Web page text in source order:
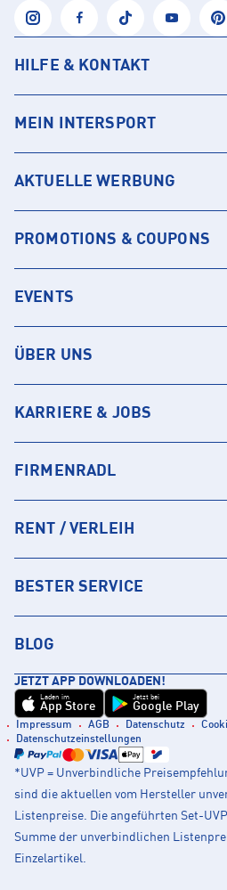
HILFE & KONTAKT
MEIN INTERSPORT
AKTUELLE WERBUNG
PROMOTIONS & COUPONS
EVENTS
ÜBER UNS
KARRIERE & JOBS
FIRMENRADL
RENT / VERLEIH
BESTER SERVICE
BLOG
JETZT APP DOWNLOADEN!
Laden im
App Store
Jetzt bei
Google Play
Impressum AGB Datenschutz
Datenschutzeinstellungen
*UVP = Unverbindliche
sind die aktuellen vom Hersteller
Listenpreise. Die angeführten Set-
Summe der unverbindlichen
Einzelartikel.